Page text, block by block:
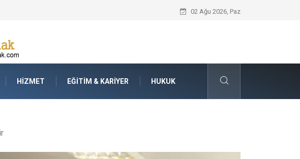
Seat Yedek Parça Dünyasında Kalite
02 Ağu 2026, Paz
HIZMET EĞITIM & KARIYER HUKUK